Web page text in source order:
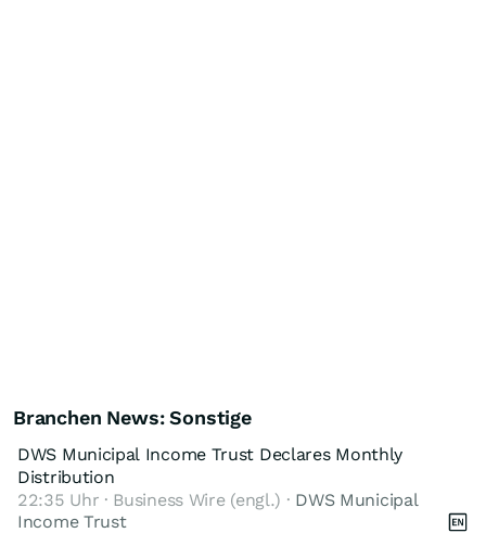
Branchen News: Sonstige
DWS Municipal Income Trust Declares Monthly
Distribution
22:35 Uhr · Business Wire (engl.) · DWS Municipal
Income Trust